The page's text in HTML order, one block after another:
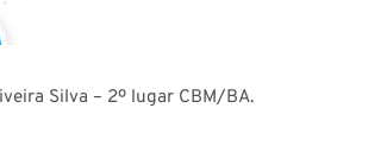
Silva – 2º lugar CBM/BA.